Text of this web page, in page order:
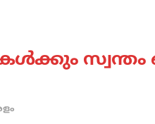
സ്വന്തം